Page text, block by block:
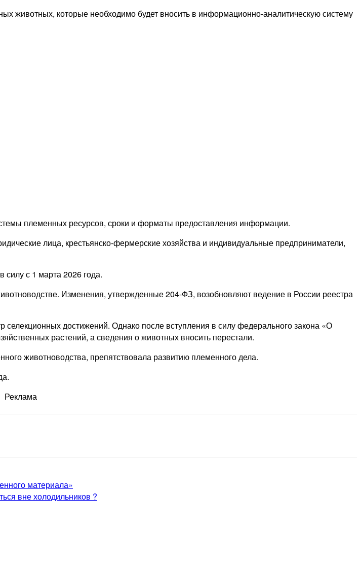
животных, которые необходимо будет вносить в информационно-аналитическую систему
племенных ресурсов, сроки и форматы предоставления информации.
лица, крестьянско-фермерские хозяйства и индивидуальные предприниматели,
силу с 1 марта 2026 года.
Изменения, утвержденные 204-ФЗ, возобновляют ведение в России реестра
достижений. Однако после вступления в силу федерального закона «О
растений, а сведения о животных вносить перестали.
животноводства, препятствовала развитию племенного дела.
Реклама
материала»
вне холодильников ?